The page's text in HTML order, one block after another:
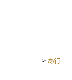
> あ行